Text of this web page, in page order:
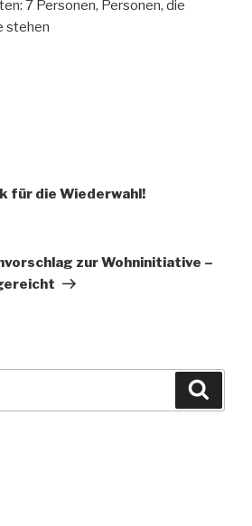
für die Wiederwahl!
zur Wohninitiative –